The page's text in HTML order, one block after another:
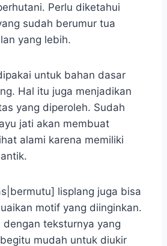
Perlu diketahui
sudah berumur tua
yang lebih.
untuk bahan dasar
Hal itu juga menjadikan
yang diperoleh. Sudah
jati akan membuat
alami karena memiliki
lisplang juga bisa
motif yang diinginkan.
dengan teksturnya yang
mudah untuk diukir